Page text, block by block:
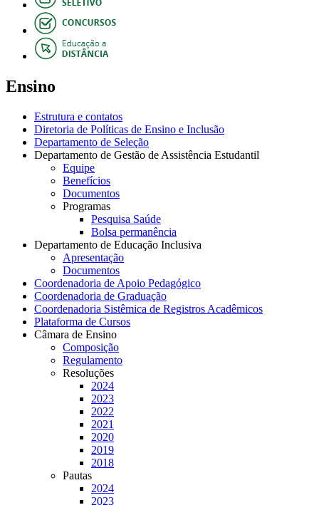
Ensino
Estrutura e contatos
Diretoria de Políticas de Ensino e Inclusão
Departamento de Seleção
Departamento de Gestão de Assistência Estudantil
Equipe
Benefícios
Documentos
Programas
Pesquisa Saúde
Bolsa permanência
Departamento de Educação Inclusiva
Apresentação
Documentos
Coordenadoria de Apoio Pedagógico
Coordenadoria de Graduação
Coordenadoria Sistêmica de Registros Acadêmicos
Plataforma de Cursos
Câmara de Ensino
Composição
Regulamento
Resoluções
2024
2023
2022
2021
2020
2019
2018
Pautas
2024
2023